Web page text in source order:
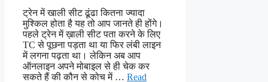
ट्रेन में खाली सीट ढूंढा कितना ज्यादा
मुश्किल होता है यह तो आप जानते ही होंगे।
पहले ट्रेन में ख़ाली सीट पता करने के लिए
TC से पूछना पड़ता था या फिर लंबी लाइन
में लगना पढ़ता था। लेकिन अब आप
ऑनलाइन अपने मोबाइल से ही चेक कर
सकते हैं की कौन से कोच में … Read